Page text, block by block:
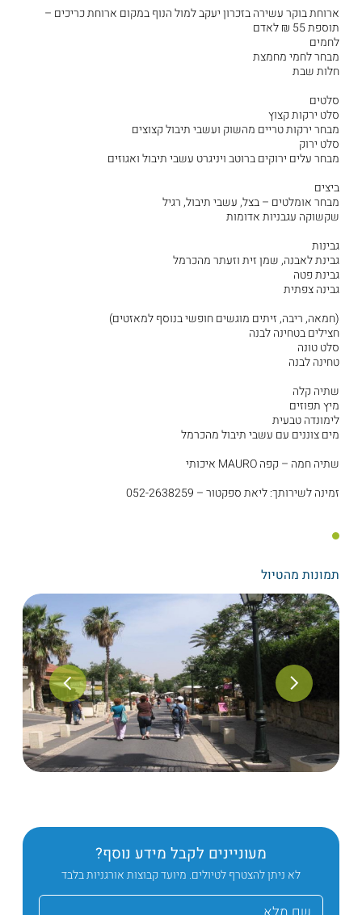
ארוחת בוקר עשירה בזכרון יעקב למול הנוף במקום ארוחת כריכים –
תוספת 55 ₪ לאדם
לחמים
מבחר לחמי מחמצת
חלות שבת
סלטים
סלט ירקות קצוץ
מבחר ירקות טריים מהשוק ועשבי תיבול קצוצים
סלט ירוק
מבחר עלים ירוקים ברוטב ויניגרט עשבי תיבול ואגוזים
ביצים
מבחר אומלטים – בצל, עשבי תיבול, רגיל
שקשוקה עגבניות אדומות
גבינות
גבינת לאבנה, שמן זית וזעתר מהכרמל
גבינת פטה
גבינה צפתית
(חמאה, ריבה, זיתים מוגשים חופשי בנוסף למאזטים)
חצילים בטחינה לבנה
סלט טונה
טחינה לבנה
שתיה קלה
מיץ תפוזים
לימונדה טבעית
מים צוננים עם עשבי תיבול מהכרמל
שתיה חמה – קפה MAURO איכותי
זמינה לשירותך: ליאת ספקטור – 052-2638259
תמונות מהטיול
מעוניינים לקבל מידע נוסף?
לא ניתן להצטרף לטיולים. מיועד קבוצות אורגניות בלבד